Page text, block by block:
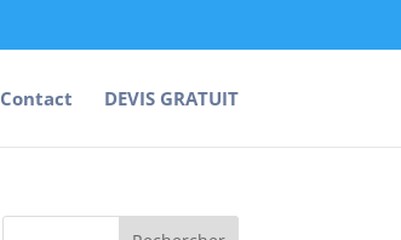
Contact DEVIS GRATUIT